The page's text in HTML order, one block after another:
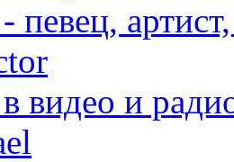
певец,
видео и